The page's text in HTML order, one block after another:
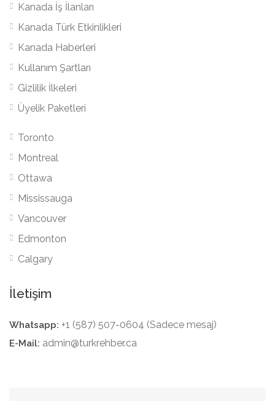
Kanada İş İlanları
Kanada Türk Etkinlikleri
Kanada Haberleri
Kullanım Şartları
Gizlilik İlkeleri
Üyelik Paketleri
Toronto
Montreal
Ottawa
Mississauga
Vancouver
Edmonton
Calgary
İletişim
Whatsapp: +1 (587) 507-0604 (Sadece mesaj)
E-Mail: admin@turkrehber.ca